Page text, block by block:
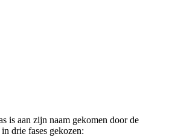
is aan zijn naam gekomen door de
drie fases gekozen: